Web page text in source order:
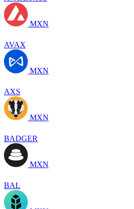
MXN
AVAX
MXN
AXS
MXN
BADGER
MXN
BAL